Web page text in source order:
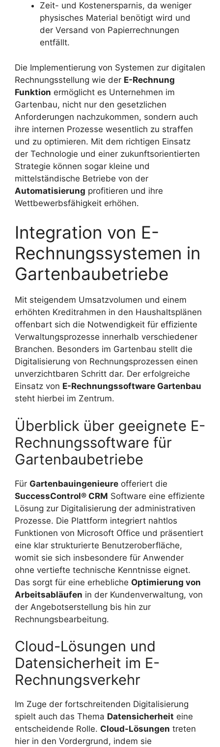
Zeit- und Kostenersparnis, da weniger
physisches Material benötigt wird und
der Versand von Papierrechnungen
entfällt.
Die Implementierung von Systemen zur digitalen
Rechnungsstellung wie der E-Rechnung
Funktion ermöglicht es Unternehmen im
Gartenbau, nicht nur den gesetzlichen
Anforderungen nachzukommen, sondern auch
ihre internen Prozesse wesentlich zu straffen
und zu optimieren. Mit dem richtigen Einsatz
der Technologie und einer zukunftsorientierten
Strategie können sogar kleine und
mittelständische Betriebe von der
Automatisierung profitieren und ihre
Wettbewerbsfähigkeit erhöhen.
Integration von E-
Rechnungssystemen in
Gartenbaubetriebe
Mit steigendem Umsatzvolumen und einem
erhöhten Kreditrahmen in den Haushaltsplänen
offenbart sich die Notwendigkeit für effiziente
Verwaltungsprozesse innerhalb verschiedener
Branchen. Besonders im Gartenbau stellt die
Digitalisierung von Rechnungsprozessen einen
unverzichtbaren Schritt dar. Der erfolgreiche
Einsatz von E-Rechnungssoftware Gartenbau
steht hierbei im Zentrum.
Überblick über geeignete E-
Rechnungssoftware für
Gartenbaubetriebe
Für Gartenbauingenieure offeriert die
SuccessControl® CRM Software eine effiziente
Lösung zur Digitalisierung der administrativen
Prozesse. Die Plattform integriert nahtlos
Funktionen von Microsoft Office und präsentiert
eine klar strukturierte Benutzeroberfläche,
womit sie sich insbesondere für Anwender
ohne vertiefte technische Kenntnisse eignet.
Das sorgt für eine erhebliche Optimierung von
Arbeitsabläufen in der Kundenverwaltung, von
der Angebotserstellung bis hin zur
Rechnungsbearbeitung.
Cloud-Lösungen und
Datensicherheit im E-
Rechnungsverkehr
Im Zuge der fortschreitenden Digitalisierung
spielt auch das Thema Datensicherheit eine
entscheidende Rolle. Cloud-Lösungen treten
hier in den Vordergrund, indem sie